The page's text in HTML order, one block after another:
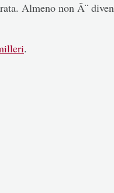
Almeno non Ã¨
.